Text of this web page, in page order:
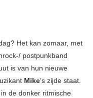
Het kan zomaar, met
postpunkband
is van hun nieuwe
Mike’s zijde staat.
de donker ritmische